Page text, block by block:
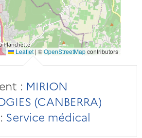
Leaflet | ©OpenStreetMapcontributors
: MIRION
(CANBERRA)
Service médical